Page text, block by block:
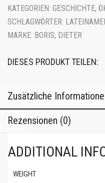
KATEGORIEN: GESCHICHTE,
SCHLAGWÖRTER:
MARKE: BORIS, DIETER
DIESES PRODUKT TEILEN:
Zusätzliche
Rezensionen (0)
ADDITIONAL
WEIGHT